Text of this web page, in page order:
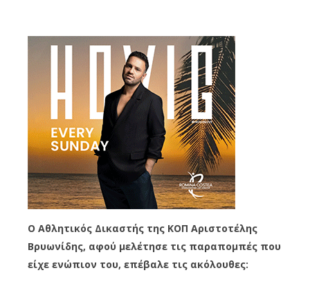
Ο Αθλητικός Δικαστής της ΚΟΠ Αριστοτέλης
Βρυωνίδης, αφού μελέτησε τις παραπομπές που
είχε ενώπιον του, επέβαλε τις ακόλουθες: